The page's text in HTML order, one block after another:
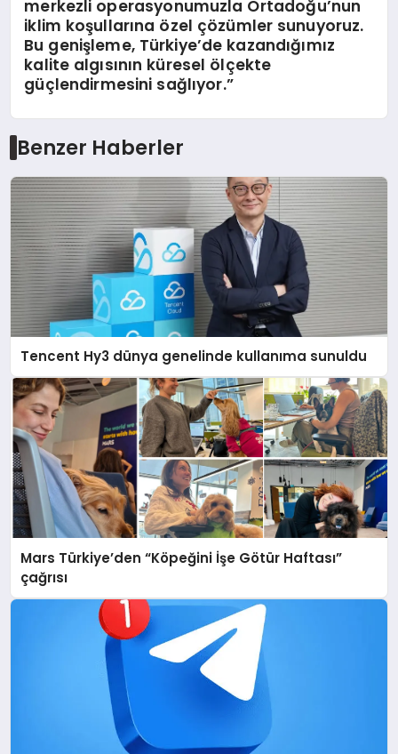
merkezli operasyonumuzla Ortadoğu’nun
iklim koşullarına özel çözümler sunuyoruz.
Bu genişleme, Türkiye’de kazandığımız
kalite algısının küresel ölçekte
güçlendirmesini sağlıyor.”
Benzer Haberler
Tencent Hy3 dünya genelinde kullanıma sunuldu
Mars Türkiye’den “Köpeğini İşe Götür Haftası”
çağrısı